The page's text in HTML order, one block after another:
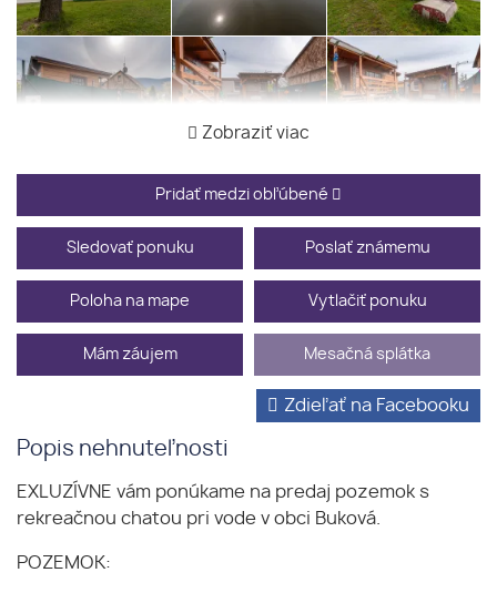
Zobraziť viac
Pridať medzi obľúbené
Sledovať ponuku Poslať známemu
Poloha na mape Vytlačiť ponuku
Mám záujem Mesačná splátka
Popis nehnuteľnosti
Zdieľať na Facebooku
EXLUZÍVNE vám ponúkame na predaj pozemok s
rekreačnou chatou pri vode v obci Buková.
POZEMOK: